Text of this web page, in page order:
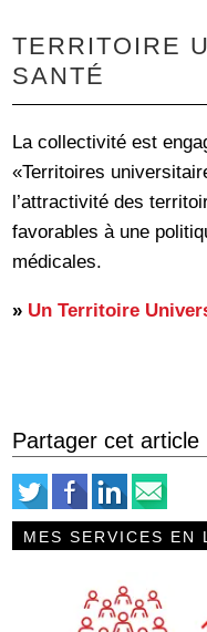
TERRITOIRE
SANTÉ
La collectivité est
«Territoires
l’attractivité des
favorables à une
médicales.
» Un Territoire
Partager cet article
MES SERVICES EN